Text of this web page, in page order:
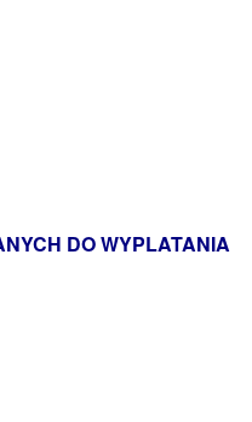
DO WYPLATANIA